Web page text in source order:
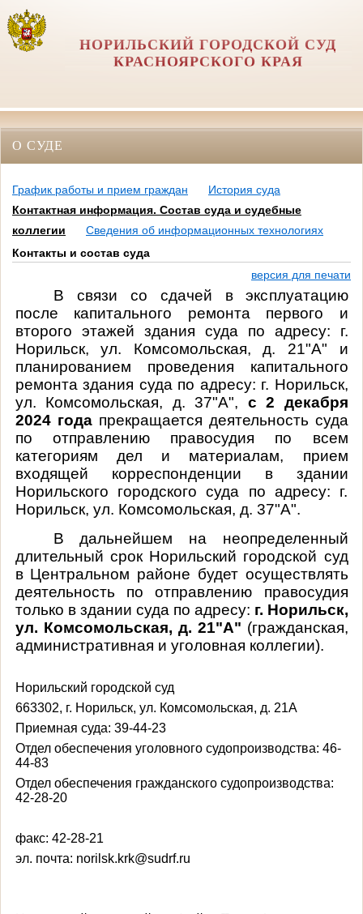
НОРИЛЬСКИЙ ГОРОДСКОЙ СУД
КРАСНОЯРСКОГО КРАЯ
О СУДЕ
График работы и прием граждан
История суда
Контактная информация. Состав суда и судебные
коллегии
Сведения об информационных технологиях
Контакты и состав суда
версия для печати
В связи со сдачей в эксплуатацию
после капитального ремонта первого и
второго этажей здания суда по адресу: г.
Норильск, ул. Комсомольская, д. 21"А" и
планированием проведения капитального
ремонта здания суда по адресу: г. Норильск,
ул. Комсомольская, д. 37"А", с 2 декабря
2024 годапрекращается деятельность суда
по отправлению правосудия по всем
категориям дел и материалам, прием
входящей корреспонденции в здании
Норильского городского суда по адресу: г.
Норильск, ул. Комсомольская, д. 37"А".
В дальнейшем на неопределенный
длительный срок Норильский городской суд
в Центральном районе будет осуществлять
деятельность по отправлению правосудия
только в здании суда по адресу: г. Норильск,
ул. Комсомольская, д. 21"А" (гражданская,
административная и уголовная коллегии).
Норильский городской суд
663302, г. Норильск, ул. Комсомольская, д. 21А
Приемная суда: 39-44-23
Отдел обеспечения уголовного судопроизводства: 46-
44-83
Отдел обеспечения гражданского судопроизводства:
42-28-20
факс: 42-28-21
эл. почта: norilsk.krk@sudrf.ru